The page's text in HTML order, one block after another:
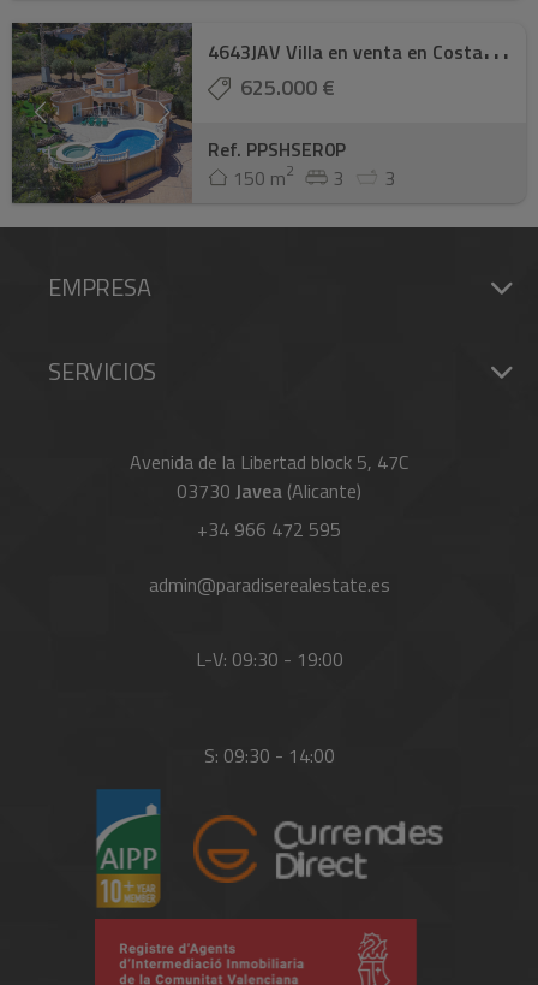
4
643JAV Villa en venta en Costa Nova, Jávea
625.000 €
Ref. PPSHSER0P
150 m2 3 3
EMPRESA
SERVICIOS
Avenida de la Libertad block 5, 47C
03730 Javea (Alicante)
+34 966 472 595
admin@paradiserealestate.es
L-V: 09:30 - 19:00
S: 09:30 - 14:00